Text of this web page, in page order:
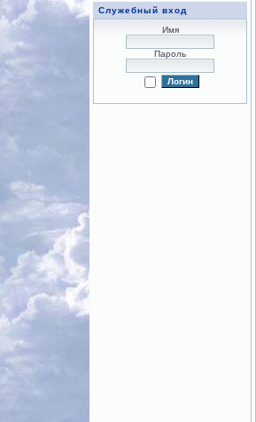
Служебный вход
Имя
Пароль